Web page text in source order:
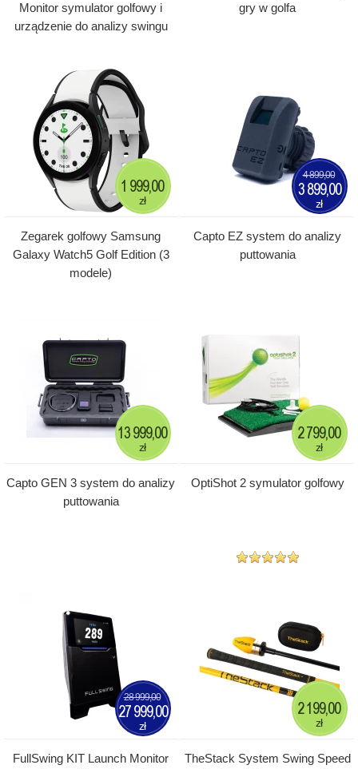
Monitor symulator golfowy i
urządzenie do analizy swingu
gry w golfa
Zegarek golfowy Samsung
Galaxy Watch5 Golf Edition (3
modele)
1 999,00
zł
Capto EZ system do analizy
puttowania
4 899,00
3 899,00
zł
Capto GEN 3 system do analizy
puttowania
13 999,00
zł
OptiShot 2 symulator golfowy
2 799,00
zł
FullSwing KIT Launch Monitor
28 999,00
27 999,00
zł
TheStack System Swing Speed
2 199,00
zł